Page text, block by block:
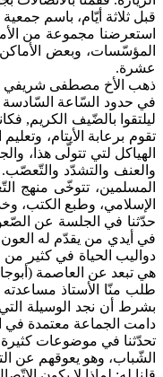
قبل ثلاثة أيّام، باسم
استعرضنا مجموعة من
المؤسّسات، وبعض الأماكن.
عشرة.
ذهب الأخ مصطفى شريفي
في حدود السّاعة السّادسة
تقوم برعابة الأيتام،
الهياكل لتي تتولّى هذا،
والعنف والتشدّد
المسلمين، تتوخّى منهج
الإسلامي، وطبع الكتب،
حدّثنا في الجلسة عن
في أيدي من يقدّم له
هي تبعد عن العاصمة
طلب منّا الأستاذ
بشرط أن نجد الوسيلة
دامت الجماعة معتمدة في
تحدّثنا في موضوعات كثيرة،
الشّباب، وهو يعوقهم عن